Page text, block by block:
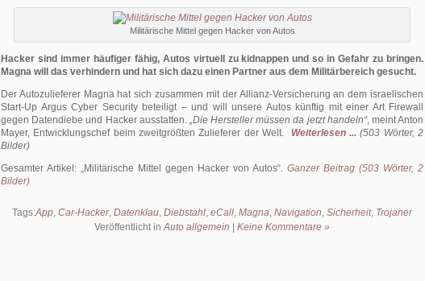
Militärische Mittel gegen Hacker von Autos
Hacker sind immer häufiger fähig, Autos virtuell zu kidnappen und so in Gefahr zu bringen.
Magna will das verhindern und hat sich dazu einen Partner aus dem Militärbereich gesucht.
Der Autozulieferer Magna hat sich zusammen mit der Allianz-Versicherung an dem israelischen
Start-Up Argus Cyber Security beteiligt – und will unsere Autos künftig mit einer Art Firewall
gegen Datendiebe und Hacker ausstatten. „Die Hersteller müssen da jetzt handeln“, meint Anton
Mayer, Entwicklungschef beim zweitgrößten Zulieferer der Welt.
Weiterlesen ... (503 Wörter, 2
Bilder)
Gesamter Artikel:
Militärische Mittel gegen Hacker von Autos . Ganzer Beitrag (503 Wörter, 2
Bilder)
Tags:App, Car-Hacker, Datenklau, Diebstahl, eCall, Magna, Navigation, Sicherheit, Trojaner
Veröffentlicht inAuto allgemein Keine Kommentare »